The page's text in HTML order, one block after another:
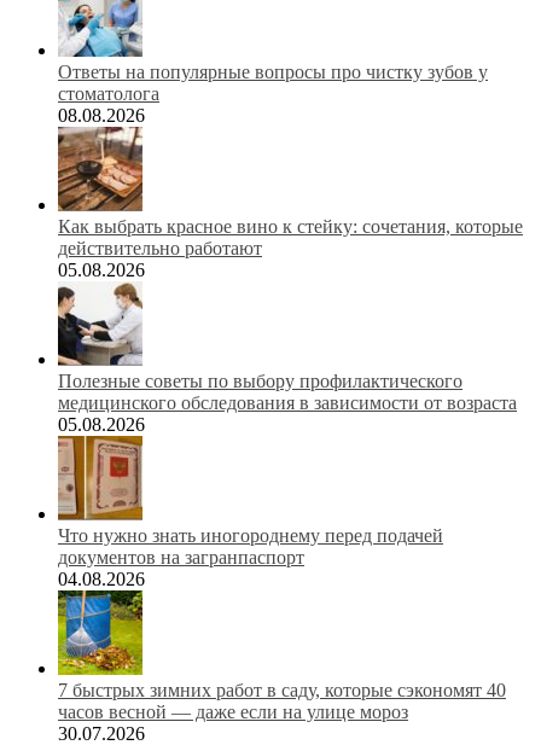
Ответы на популярные вопросы про чистку зубов у
стоматолога
08.08.2026
Как выбрать красное вино к стейку: сочетания, которые
действительно работают
05.08.2026
Полезные советы по выбору профилактического
медицинского обследования в зависимости от возраста
05.08.2026
Что нужно знать иногороднему перед подачей
документов на загранпаспорт
04.08.2026
7 быстрых зимних работ в саду, которые сэкономят 40
часов весной — даже если на улице мороз
30.07.2026